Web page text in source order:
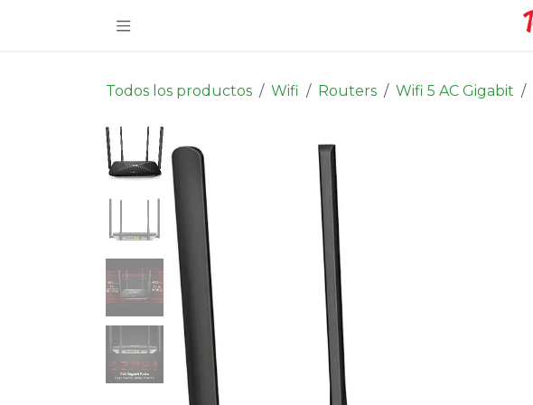
Todos los productos Wifi Routers Wifi 5 AC Gigabit